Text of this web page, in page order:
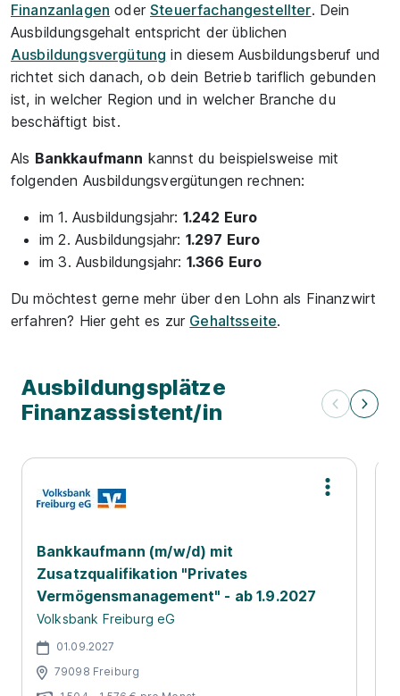
Finanzanlagen oderSteuerfachangestellter. Dein
Ausbildungsgehalt entspricht der üblichen
Ausbildungsvergütung in diesem Ausbildungsberuf und
richtet sich danach, ob dein Betrieb tariflich gebunden
ist, in welcher Region und in welcher Branche du
beschäftigt bist.
Als Bankkaufmann kannst du beispielsweise mit
folgenden Ausbildungsvergütungen rechnen:
im 1. Ausbildungsjahr: 1.242 Euro
im 2. Ausbildungsjahr: 1.297 Euro
im 3. Ausbildungsjahr: 1.366 Euro
Du möchtest gerne mehr über den Lohn als Finanzwirt
erfahren? Hier geht es zur Gehaltsseite.
Ausbildungsplätze
Finanzassistent/in
Bankkaufmann (m/w/d) mit
Zusatzqualifikation "Privates
Vermögensmanagement" - ab 1.9.2027
Volksbank Freiburg eG
01.09.2027
79098 Freiburg